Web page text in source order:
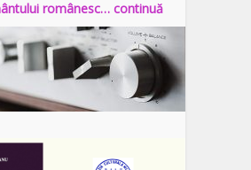
românesc… continuă